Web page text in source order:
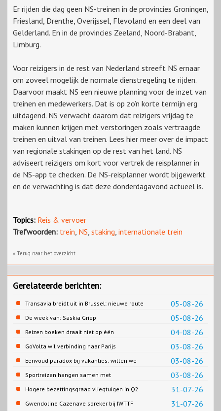
Er rijden die dag geen NS-treinen in de provincies Groningen,
Friesland, Drenthe, Overijssel, Flevoland en een deel van
Gelderland. En in de provincies Zeeland, Noord-Brabant,
Limburg.
Voor reizigers in de rest van Nederland streeft NS ernaar
om zoveel mogelijk de normale dienstregeling te rijden.
Daarvoor maakt NS een nieuwe planning voor de inzet van
treinen en medewerkers. Dat is op zo’n korte termijn erg
uitdagend. NS verwacht daarom dat reizigers vrijdag te
maken kunnen krijgen met verstoringen zoals vertraagde
treinen en uitval van treinen. Lees hier meer over de impact
van regionale stakingen op de rest van het land. NS
adviseert reizigers om kort voor vertrek de reisplanner in
de NS-app te checken. De NS-reisplanner wordt bijgewerkt
en de verwachting is dat deze donderdagavond actueel is.
Topics: Reis & vervoer
Trefwoorden: trein, NS, staking, internationale trein
« Terug naar het overzicht
Gerelateerde berichten:
05-08-26
Transavia breidt uit in Brussel: nieuwe route
naar Porto
05-08-26
De week van: Saskia Griep
04-08-26
Reizen boeken draait niet op één
contentbron
03-08-26
GoVolta wil verbinding naar Parijs
03-08-26
Eenvoud paradox bij vakanties: willen we
eenvoud of toch goed verzorgd?
03-08-26
Sportreizen hangen samen met
bestemming en welzijn
31-07-26
Hogere bezettingsgraad vliegtuigen in Q2
van 2026
31-07-26
Gwendoline Cazenave spreker bij IWTTF